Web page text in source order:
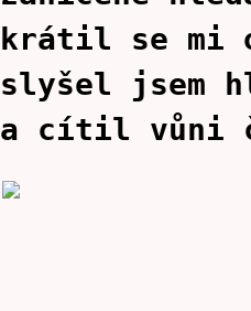
krátil se mi
slyšel jsem
a cítil vůni